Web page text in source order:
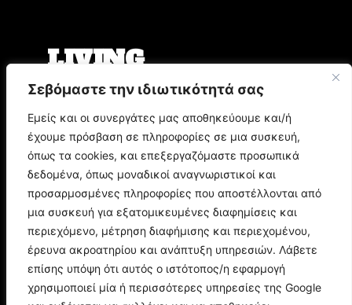
Σεβόμαστε την ιδιωτικότητά σας
Εμείς και οι συνεργάτες μας αποθηκεύουμε και/ή
έχουμε πρόσβαση σε πληροφορίες σε μια συσκευή,
όπως τα cookies, και επεξεργαζόμαστε προσωπικά
δεδομένα, όπως μοναδικοί αναγνωριστικοί και
προσαρμοσμένες πληροφορίες που αποστέλλονται από
μια συσκευή για εξατομικευμένες διαφημίσεις και
περιεχόμενο, μέτρηση διαφήμισης και περιεχομένου,
έρευνα ακροατηρίου και ανάπτυξη υπηρεσιών. Λάβετε
επίσης υπόψη ότι αυτός ο ιστότοπος/η εφαρμογή
χρησιμοποιεί μία ή περισσότερες υπηρεσίες της Google
LIVING
Ο Άρης Μπινιάρης σκηνοθετεί τη «Δίκη» του
Παπασπηλιόπουλο
Ο Δημήτρης Μυστακίδης επιστρέφει στον
Σταυρό του Νότου Plus
9.000 τίτλοι βιβλίων σε περιμένουν στο
Παζάρι Βιβλίου της Αθήνας
POP CULTURE
Corto Maltese: Η ιστορία του θρυλικού ήρωα
του Hugo Pratt